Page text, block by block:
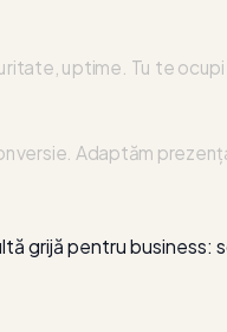
uptime. Tu te
Adaptăm
grijă pentru